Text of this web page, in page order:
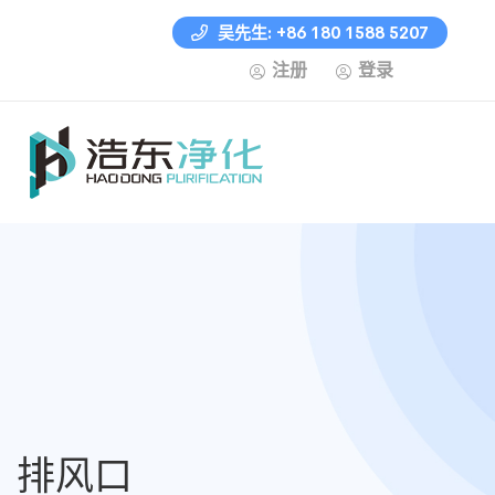
吴先生: +86 180 1588 5207
注册 登录
排风口